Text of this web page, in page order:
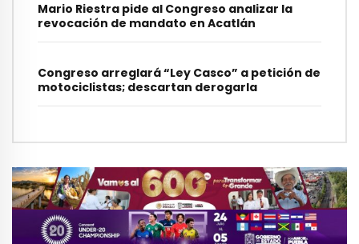
Mario Riestra pide al Congreso analizar la
revocación de mandato en Acatlán
Congreso arreglará “Ley Casco” a petición de
motociclistas; descartan derogarla